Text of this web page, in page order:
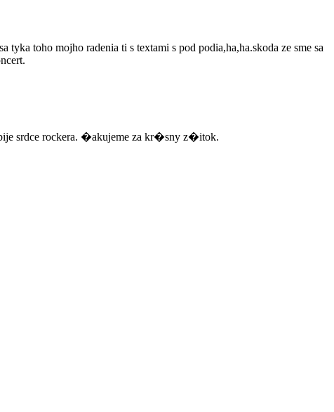
tyka toho mojho radenia ti s textami s pod podia,ha,ha.skoda ze sme sa
srdce rockera. �akujeme za kr�sny z�itok.